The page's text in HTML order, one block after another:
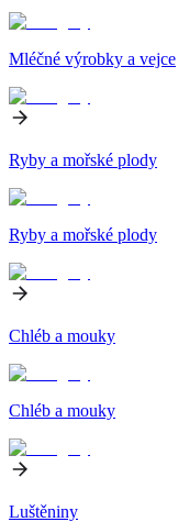
Mléčné výrobky a vejce
Ryby a mořské plody
Ryby a mořské plody
Chléb a mouky
Chléb a mouky
Luštěniny